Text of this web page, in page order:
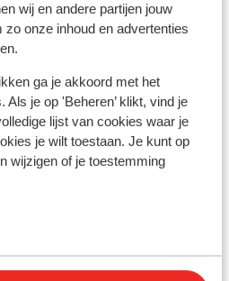
wij en andere partijen jouw
zo onze inhoud en advertenties
ga je akkoord met het
Als je op 'Beheren’ klikt, vind je
lijst van cookies waar je
je wilt toestaan. Je kunt op
wijzigen of je toestemming
op kaart